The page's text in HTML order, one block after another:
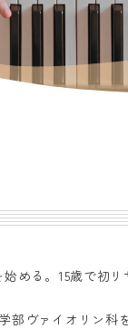
める。15歳で初
部ヴァイオリン科